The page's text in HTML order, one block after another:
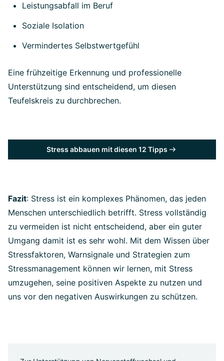
Leistungsabfall im Beruf
Soziale Isolation
Vermindertes Selbstwertgefühl
Eine frühzeitige Erkennung und professionelle
Unterstützung sind entscheidend, um diesen
Teufelskreis zu durchbrechen.
Stress abbauen mit diesen 12 Tipps
Fazit: Stress ist ein komplexes Phänomen, das jeden
Menschen unterschiedlich betrifft. Stress vollständig
zu vermeiden ist nicht entscheidend, aber ein guter
Umgang damit ist es sehr wohl. Mit dem Wissen über
Stressfaktoren, Warnsignale und Strategien zum
Stressmanagement können wir lernen, mit Stress
umzugehen, seine positiven Aspekte zu nutzen und
uns vor den negativen Auswirkungen zu schützen.